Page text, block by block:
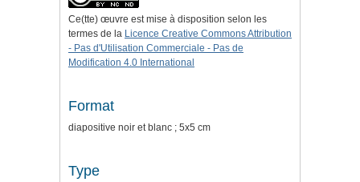
Ce(tte) œuvre est mise à disposition selon les
termes de la Licence Creative Commons Attribution
- Pas d'Utilisation Commerciale - Pas de
Modification 4.0 International
Format
diapositive noir et blanc ; 5x5 cm
Type